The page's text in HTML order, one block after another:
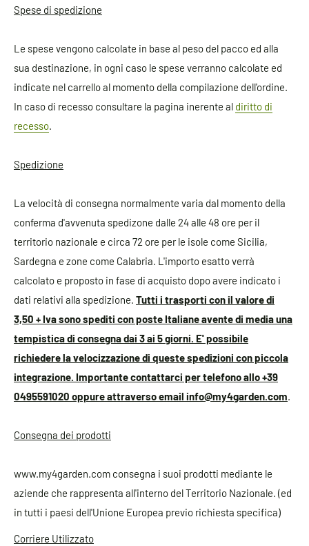
Spese di spedizione
Le spese vengono calcolate in base al peso del pacco ed alla
sua destinazione, in ogni caso le spese verranno calcolate ed
indicate nel carrello al momento della compilazione dell'ordine.
In caso di recesso consultare la pagina inerente al diritto di
recesso.
Spedizione
La velocità di consegna normalmente varia dal momento della
conferma d'avvenuta spedizone dalle 24 alle 48 ore per il
territorio nazionale e circa 72 ore per le isole come Sicilia,
Sardegna e zone come Calabria. L'importo esatto verrà
calcolato e proposto in fase di acquisto dopo avere indicato i
dati relativi alla spedizione. Tutti i trasporti con il valore di
3,50 + Iva sono spediti con poste Italiane avente di media una
tempistica di consegna dai 3 ai 5 giorni. E' possibile
richiedere la velocizzazione di queste spedizioni con piccola
integrazione. Importante contattarci per telefono allo +39
0495591020 oppure attraverso email info@my4garden.com.
Consegna dei prodotti
www.my4garden.com consegna i suoi prodotti mediante le
aziende che rappresenta all'interno del Territorio Nazionale. (ed
in tutti i paesi dell'Unione Europea previo richiesta specifica)
Corriere Utilizzato